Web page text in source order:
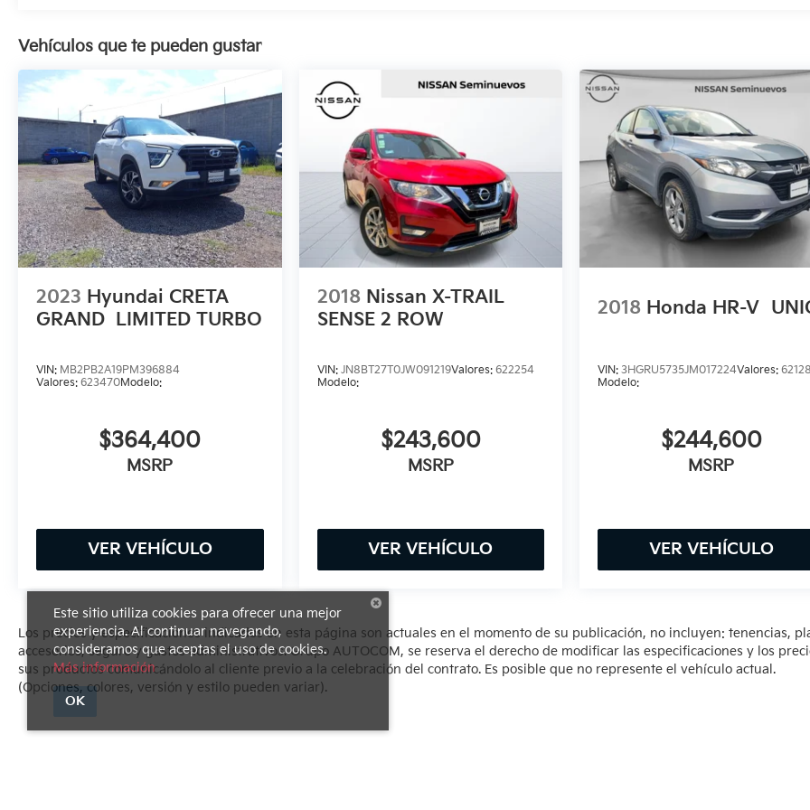
Vehículos que te pueden gustar
2023 Hyundai CRETA
GRAND
LIMITED TURBO
VIN: MB2PB2A19PM396884
Valores: 623470Modelo:
$364,400
MSRP
VER VEHÍCULO
2018 Nissan X-TRAIL
SENSE 2 ROW
VIN: JN8BT27T0JW091219Valores: 622254
Modelo:
$243,600
MSRP
VER VEHÍCULO
2018 Honda HR-V
VIN:3HGRU5735JM017224Valores:
Modelo:
$244,600
MSRP
VER VEHÍCULO
Los precios y especificaciones indicados en esta página son actuales en el momento de su publicación, no incluyen: tenencias,
accesorios, seguro y gastos administrativos. Grupo AUTOCOM, se reserva el derecho de modificar las especificaciones y los
sus productos comunicándolo al cliente previo a la celebración del contrato. Es posible que no represente el vehículo actual.
(Opciones, colores, versión y estilo pueden variar).
Este sitio utiliza cookies para ofrecer una mejor
experiencia. Al continuar navegando,
consideramos que aceptas el uso de cookies.
Más información
OK